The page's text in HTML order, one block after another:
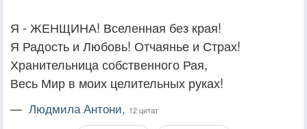
Я - ЖЕНЩИНА! Вселенная без края!
Я Радость и Любовь! Отчаянье и Страх!
Хранительница собственного Рая,
Весь Мир в моих целительных руках!
— Людмила Антони, 12 цитат